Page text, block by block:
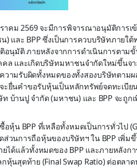
คม 2569 จะมีการพิจารณาอนุมัติการเ
) และ BPP ซึ่งเป็นการควบบริษัทภายใ
นุมัติ ภายหลังจากการดำเนินการตาม
ล และเกิดบริษัทมหาชนจำกัดใหม่ขึ้นจ
ามรับผิดทั้งหมดของทั้งสองบริษัทตาม
ยื่นคำขอรับหุ้นเป็นหลักทรัพย์จดทะเบีย
บ้านปู จำกัด (มหาชน) และ BPP จะถูก
หุ้น BPP ที่เหลือทั้งหมดเป็นการทั่วไป
วนการถือหุ้นของบริษัทฯ ใน BPP เพิ่ม
ได้แล้วทั้งหมดของ BPP และภายหลังก
หุ้นสุดท้าย (Final Swap Ratio) ต่อตลา